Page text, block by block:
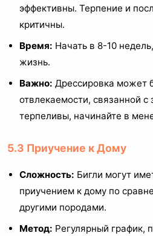
эффективны. Терпение и
критичны.
Время: Начать в 8-10
жизнь.
Важно: Дрессировка может
отвлекаемости, связанной с
терпеливы, начинайте в
5.3 Приучение к Дому
Сложность: Бигли могут
приучением к дому по
другими породами.
Метод: Регулярный график,